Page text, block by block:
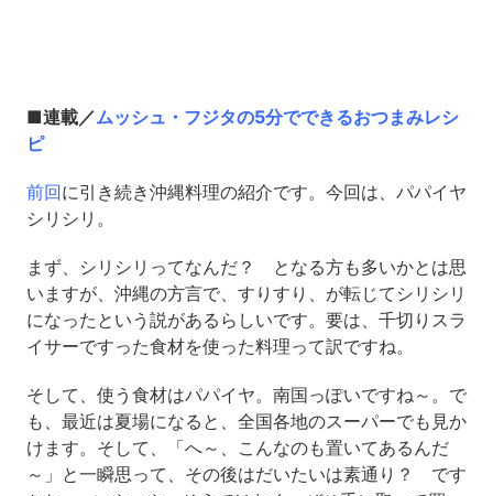
■連載／ムッシュ・フジタの5分でできるおつまみレシ
ピ
前回に引き続き沖縄料理の紹介です。今回は、パパイヤ
シリシリ。
まず、シリシリってなんだ？ となる方も多いかとは思
いますが、沖縄の方言で、すりすり、が転じてシリシリ
になったという説があるらしいです。要は、千切りスラ
イサーですった食材を使った料理って訳ですね。
そして、使う食材はパパイヤ。南国っぽいですね～。で
も、最近は夏場になると、全国各地のスーパーでも見か
けます。そして、「へ～、こんなのも置いてあるんだ
～」と一瞬思って、その後はだいたいは素通り？ です